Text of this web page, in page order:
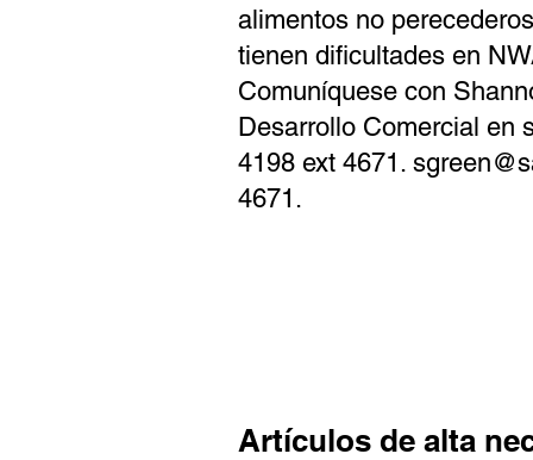
alimentos no
tienen dificultades en
Comuníquese con
Desarrollo Comercial en
4198 ext 4671.
4671.
Artículos de alta